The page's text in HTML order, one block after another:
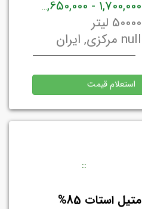
1,700,000 - 1,650,000
50000 لیتر
null مرکزی, ایران
استعلام قیمت
::
متیل استات 85%